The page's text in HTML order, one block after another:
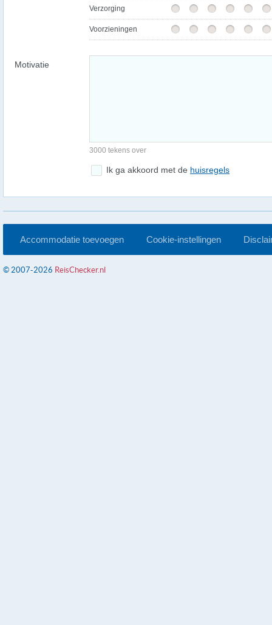
Verzorging
Voorzieningen
Motivatie
3000 tekens over
Ik ga akkoord met de huisregels
Accommodatie toevoegen Cookie-instellingen
© 2007-2026 ReisChecker.nl